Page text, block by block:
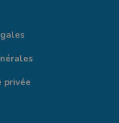
privée